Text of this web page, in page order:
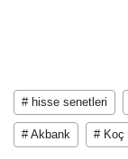
# hisse senetleri
# Akbank # Koç